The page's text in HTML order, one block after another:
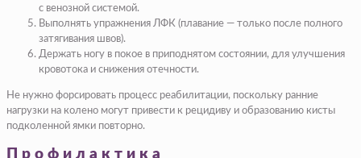
с венозной системой.
Выполнять упражнения ЛФК (плавание — только после полного
затягивания швов).
Держать ногу в покое в приподнятом состоянии, для улучшения
кровотока и снижения отечности.
Не нужно форсировать процесс реабилитации, поскольку ранние
нагрузки на колено могут привести к рецидиву и образованию кисты
подколенной ямки повторно.
Профилактика